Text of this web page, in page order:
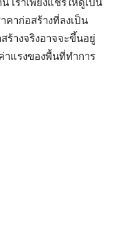
เราเพียงแชร์ให้ดูเป็น
คาก่อสร้างที่ลงเป็น
ร้างจริงอาจจะขึ้นอยู่
าแรงของพื้นที่ทำการ